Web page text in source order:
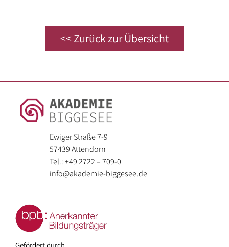
<< Zurück zur Übersicht
Ewiger Straße 7-9
57439 Attendorn
Tel.: +49 2722 – 709-0
info@akademie-biggesee.de